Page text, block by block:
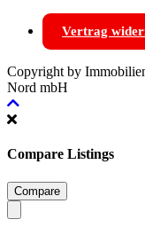
Vertrag
Copyright by
Nord mbH
Compare Listings
Compare